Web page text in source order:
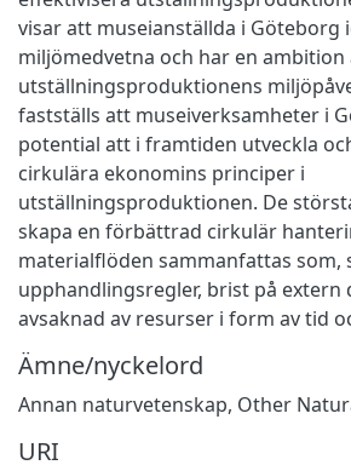
visar att museianställda i Göteborg
miljömedvetna och har en ambition
utställningsproduktionens
fastställs att museiverksamheter i
potential att i framtiden utveckla
cirkulära ekonomins principer i
utställningsproduktionen. De
skapa en förbättrad cirkulär
materialflöden sammanfattas som,
upphandlingsregler, brist på extern
avsaknad av resurser i form av tid
Ämne/nyckelord
Annan naturvetenskap, Other
URI